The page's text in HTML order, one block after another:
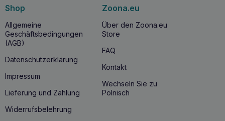
Shop
Allgemeine
Geschäftsbedingungen
(AGB)
Datenschutzerklärung
Impressum
Lieferung und Zahlung
Widerrufsbelehrung
Zoona.eu
Über den Zoona.eu
Store
FAQ
Kontakt
Wechseln Sie zu
Polnisch